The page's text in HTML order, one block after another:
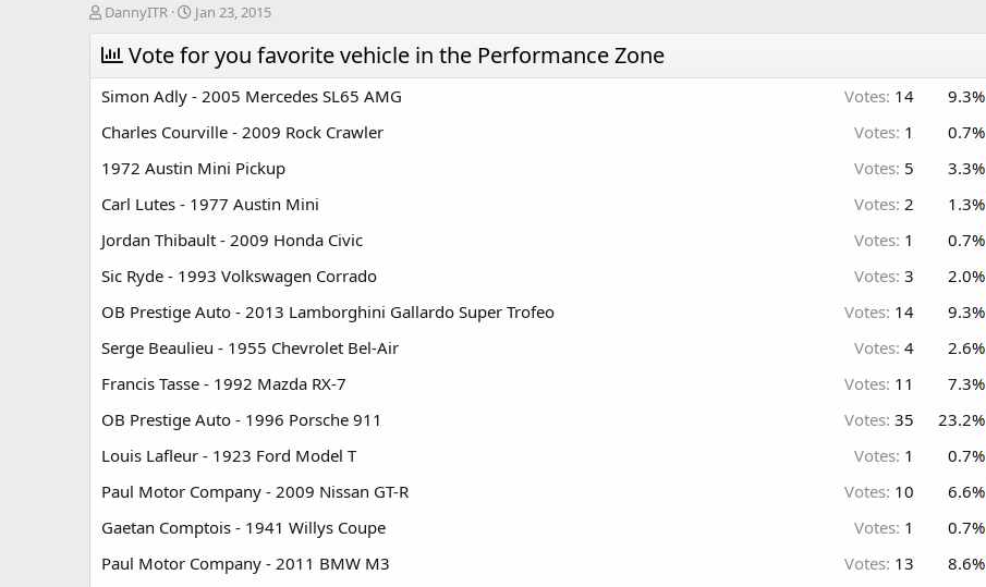
T
h
r
e
a
d
s
a
t
r
DannyITR
S
t
a
r
d
a
e
Jan 23, 2015
Vote for you favorite vehicle in the Performance Zone
Simon Adly - 2005 Mercedes SL65 AMG Votes: 14
9.3%
Charles Courville - 2009 Rock Crawler
Votes: 1
0.7%
1972 Austin Mini Pickup
Votes: 5
3.3%
Carl Lutes - 1977 Austin Mini
Votes: 2
1.3%
Jordan Thibault - 2009 Honda Civic
Votes: 1
0.7%
Sic Ryde - 1993 Volkswagen Corrado
Votes: 3
2.0%
OB Prestige Auto - 2013 Lamborghini Gallardo Super Trofeo
Votes: 14
9.3%
Serge Beaulieu - 1955 Chevrolet Bel-Air
Votes: 4
2.6%
Francis Tasse - 1992 Mazda RX-7
Votes: 11
7.3%
OB Prestige Auto - 1996 Porsche 911
Votes: 35
23.2%
Louis Lafleur - 1923 Ford Model T
Votes: 1
0.7%
Paul Motor Company - 2009 Nissan GT-R
Votes: 10
6.6%
Gaetan Comptois - 1941 Willys Coupe
Votes: 1
0.7%
Paul Motor Company - 2011 BMW M3
Votes: 13
8.6%